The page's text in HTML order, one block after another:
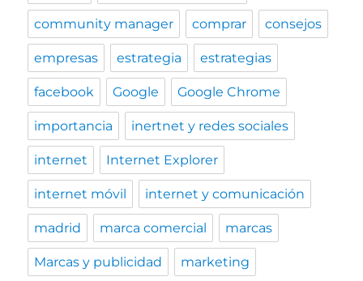
community manager comprar consejos
empresas estrategia estrategias
facebook Google Google Chrome
importancia inertnet y redes sociales
internet Internet Explorer
internet móvil internet y comunicación
madrid marca comercial marcas
Marcas y publicidad marketing